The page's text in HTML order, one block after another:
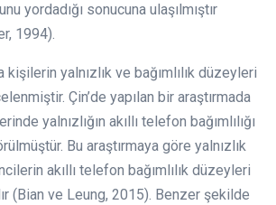
yordadığı sonucuna ulaşılmıştır
1994).
kişilerin yalnızlık ve bağımlılık düzeyleri
Çin’de yapılan bir araştırmada
yalnızlığın akıllı telefon bağımlılığı
Bu araştırmaya göre yalnızlık
akıllı telefon bağımlılık düzeyleri
(Bian ve Leung, 2015). Benzer şekilde